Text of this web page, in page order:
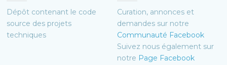
Dépôt contenant le code
source des projets
techniques
Curation, annonces et
demandes sur notre
Communauté Facebook
Suivez nous également sur
notre Page Facebook